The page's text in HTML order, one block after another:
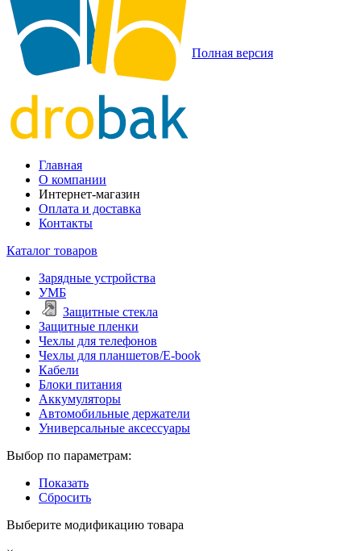
Полная версия
Главная
О компании
Интернет-магазин
Оплата и доставка
Контакты
Каталог товаров
Зарядные устройства
УМБ
Защитные стекла
Защитные пленки
Чехлы для телефонов
Чехлы для планшетов/E-book
Кабели
Блоки питания
Аккумуляторы
Автомобильные держатели
Универсальные аксессуары
Выбор по параметрам:
Показать
Сбросить
Выберите модификацию товара